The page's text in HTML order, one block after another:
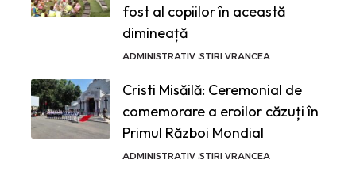
fost al copiilor în această
dimineață
ADMINISTRATIV STIRI VRANCEA
Cristi Misăilă: Ceremonial de
comemorare a eroilor căzuți în
Primul Război Mondial
ADMINISTRATIV STIRI VRANCEA